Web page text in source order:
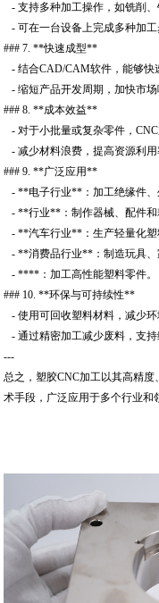
- 支持多种加工操作，如铣削、
- 可在一台设备上完成多种加工
### 7. **快速成型**
- 结合CAD/CAM软件，能够快
- 缩短产品开发周期，加快市场
### 8. **成本效益**
- 对于小批量或复杂零件，
- 减少材料浪费，提高资源利用
### 9. **广泛应用**
- **电子行业**：加工绝缘件、
- **行业**：制作器械、配件和
- **汽车行业**：生产轻量化塑
- **消费品行业**：制造玩具、
- ****：加工高性能塑料零件。
### 10. **环保与可持续性**
- 使用可回收塑料材料，减少环
- 通过精密加工减少废料，支持
---
总之，塑胶CNC加工以其高精
术手段，广泛应用于多个行业和